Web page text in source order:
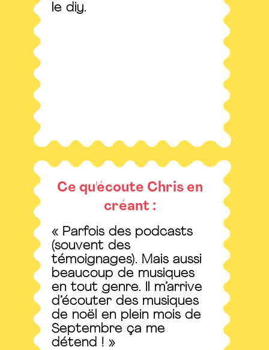
le diy.
Ce qu'écoute Chris en
créant :
« Parfois des podcasts
(souvent des
témoignages). Mais aussi
beaucoup de musiques
en tout genre. Il m’arrive
d’écouter des musiques
de noël en plein mois de
Septembre ça me
détend ! »